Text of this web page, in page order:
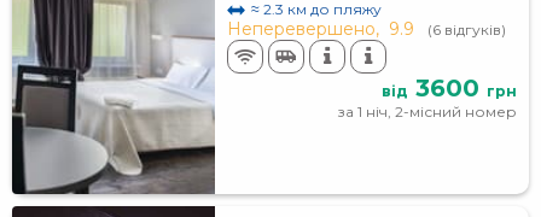
≈ 2.3 км до пляжу
Неперевершено, 9.9 (6 відгуків)
від 3600 грн
за 1 ніч, 2-місний номер